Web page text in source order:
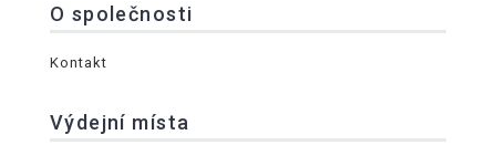
O společnosti
Kontakt
Výdejní místa